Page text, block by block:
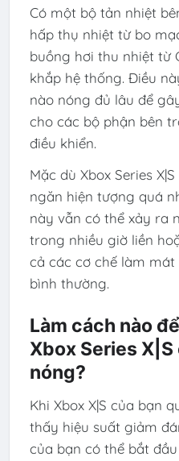
Có một bộ tản nhiệt
hấp thụ nhiệt từ bo
buồng hơi thu nhiệt từ
khắp hệ thống. Điều
nào nóng đủ lâu để
cho các bộ phận bên
điều khiển.
Mặc dù Xbox Series
ngăn hiện tượng quá
này vẫn có thể xảy ra
trong nhiều giờ liền
cả các cơ chế làm
bình thường.
Làm cách nào
Xbox Series
nóng?
Khi Xbox X|S của bạn
thấy hiệu suất giảm
của bạn có thể bắt